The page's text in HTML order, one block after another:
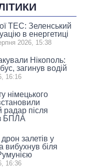
ТЕС: Зеленський
в енергетиці
2026, 15:38
Нікополь:
загинув водій
16:16
німецького
радар після
БПЛА
залетів у
вибухнув біля
16:36